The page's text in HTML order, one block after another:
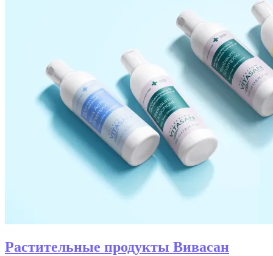
Растительные продукты Вивасан